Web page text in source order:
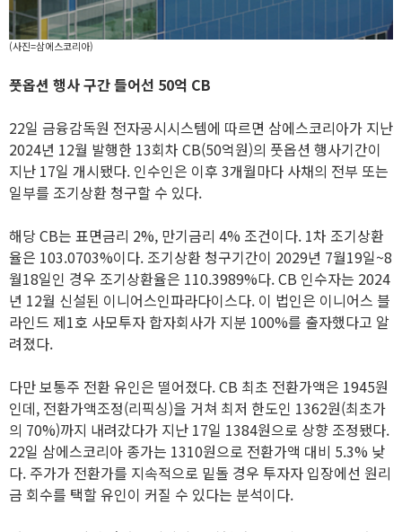
(사진=삼에스코리아)
풋옵션 행사 구간 들어선 50억 CB
22일 금융감독원 전자공시시스템에 따르면 삼에스코리아가 지난
2024년 12월 발행한 13회차 CB(50억원)의 풋옵션 행사기간이
지난 17일 개시됐다. 인수인은 이후 3개월마다 사채의 전부 또는
일부를 조기상환 청구할 수 있다.
해당 CB는 표면금리 2%, 만기금리 4% 조건이다. 1차 조기상환
율은 103.0703%이다. 조기상환 청구기간이 2029년 7월19일~8
월18일인 경우 조기상환율은 110.3989%다. CB 인수자는 2024
년 12월 신설된 이니어스인파라다이스다. 이 법인은 이니어스 블
라인드 제1호 사모투자 합자회사가 지분 100%를 출자했다고 알
려졌다.
다만 보통주 전환 유인은 떨어졌다. CB 최초 전환가액은 1945원
인데, 전환가액조정(리픽싱)을 거쳐 최저 한도인 1362원(최초가
의 70%)까지 내려갔다가 지난 17일 1384원으로 상향 조정됐다.
22일 삼에스코리아 종가는 1310원으로 전환가액 대비 5.3% 낮
다. 주가가 전환가를 지속적으로 밑돌 경우 투자자 입장에선 원리
금 회수를 택할 유인이 커질 수 있다는 분석이다.